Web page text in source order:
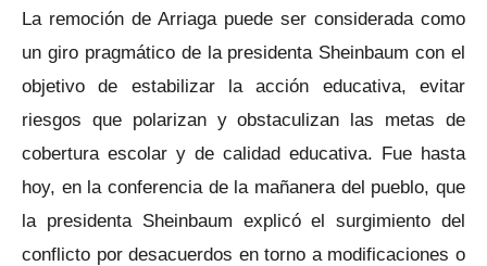
La remoción de Arriaga puede ser considerada como
un giro pragmático de la presidenta Sheinbaum con el
objetivo de estabilizar la acción educativa, evitar
riesgos que polarizan y obstaculizan las metas de
cobertura escolar y de calidad educativa. Fue hasta
hoy, en la conferencia de la mañanera del pueblo, que
la presidenta Sheinbaum explicó el surgimiento del
conflicto por desacuerdos en torno a modificaciones o